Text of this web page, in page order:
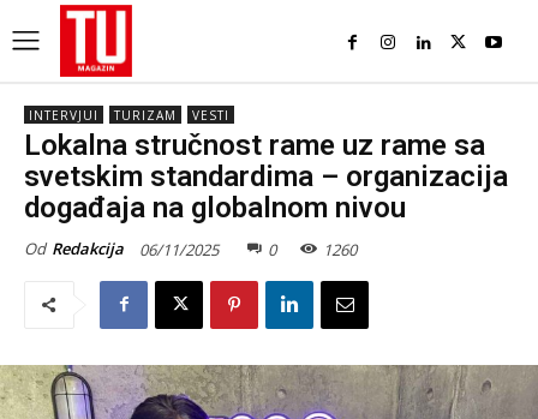
INTERVJUI TURIZAM VESTI
Lokalna stručnost rame uz rame sa
svetskim standardima – organizacija
događaja na globalnom nivou
Od Redakcija 06/11/2025 0 1260